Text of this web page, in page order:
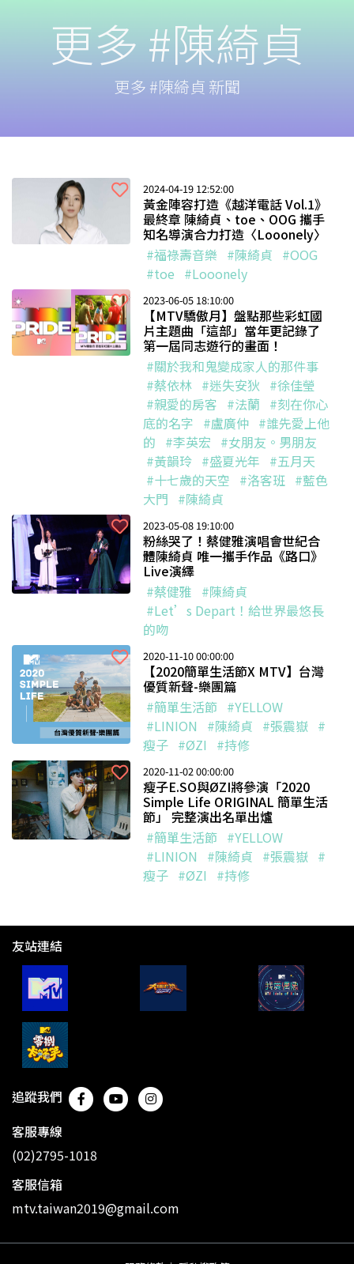
更多 #陳綺貞
更多 #陳綺貞 新聞
2024-04-19 12:52:00
黃金陣容打造《越洋電話 Vol.1》
最終章 陳綺貞、toe、OOG 攜手
知名導演合力打造〈Looonely〉
#福祿壽音樂 #陳綺貞 #OOG
#toe #Looonely
2023-06-05 18:10:00
【MTV驕傲月】盤點那些彩虹國
片主題曲「這部」當年更記錄了
第一屆同志遊行的畫面！
#關於我和鬼變成家人的那件事
#蔡依林 #迷失安狄 #徐佳瑩
#親愛的房客 #法蘭 #刻在你心
底的名字 #盧廣仲 #誰先愛上他
的 #李英宏 #女朋友。男朋友
#黃韻玲 #盛夏光年 #五月天
#十七歲的天空 #洛客班 #藍色
大門 #陳綺貞
2023-05-08 19:10:00
粉絲哭了！蔡健雅演唱會世紀合
體陳綺貞 唯一攜手作品《路口》
Live演繹
#蔡健雅 #陳綺貞
#Let’s Depart！給世界最悠長
的吻
2020-11-10 00:00:00
【2020簡單生活節X MTV】台灣
優質新聲-樂團篇
#簡單生活節 #YELLOW
#LINION
#陳綺貞 #張震嶽 #
瘦子 #ØZI #持修
2020-11-02 00:00:00
瘦子E.SO與ØZI將參演「2020
Simple Life ORIGINAL 簡單生活
節」 完整演出名單出爐
#簡單生活節 #YELLOW
#LINION
#陳綺貞 #張震嶽 #
瘦子 #ØZI #持修
友站連結
追蹤我們
客服專線
(02)2795-1018
客服信箱
mtv.taiwan2019@gmail.com